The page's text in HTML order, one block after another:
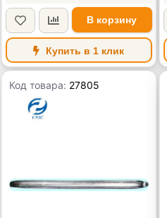
В корзину
Купить в 1 клик
Код товара: 27805